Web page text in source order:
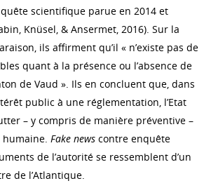
scientifique parue en 2014 et
Knüsel, & Ansermet, 2016). Sur la
ils affirment qu’il « n’existe pas de
quant à la présence ou l’absence de
de Vaud ». Ils en concluent que, dans
public à une réglementation, l’Etat
– y compris de manière préventive –
humaine. Fake news contre enquête
de l’autorité se ressemblent d’un
de l’Atlantique.